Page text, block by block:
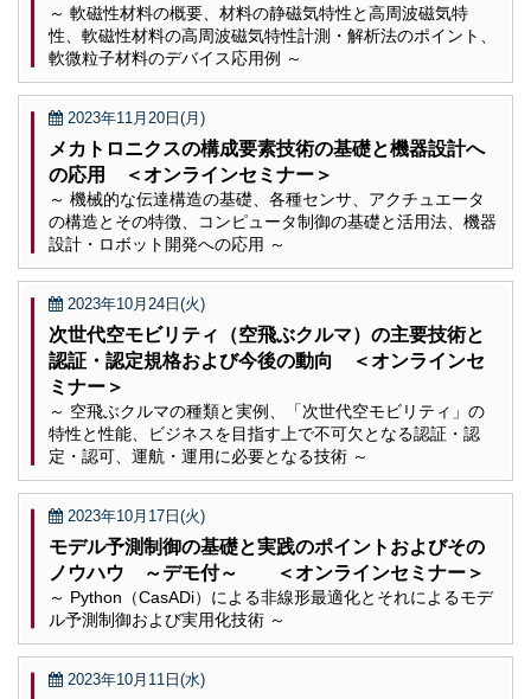
～ 軟磁性材料の概要、材料の静磁気特性と高周波磁気特
性、軟磁性材料の高周波磁気特性計測・解析法のポイント、
軟微粒子材料のデバイス応用例 ～
2023年11月20日(月)
メカトロニクスの構成要素技術の基礎と機器設計へ
の応用 ＜オンラインセミナー＞
～ 機械的な伝達構造の基礎、各種センサ、アクチュエータ
の構造とその特徴、コンピュータ制御の基礎と活用法、機器
設計・ロボット開発への応用 ～
2023年10月24日(火)
次世代空モビリティ（空飛ぶクルマ）の主要技術と
認証・認定規格および今後の動向 ＜オンラインセ
ミナー＞
～ 空飛ぶクルマの種類と実例、「次世代空モビリティ」の
特性と性能、ビジネスを目指す上で不可欠となる認証・認
定・認可、運航・運用に必要となる技術 ～
2023年10月17日(火)
モデル予測制御の基礎と実践のポイントおよびその
ノウハウ ～デモ付～ ＜オンラインセミナー＞
～ Python（CasADi）による非線形最適化とそれによるモデ
ル予測制御および実用化技術 ～
2023年10月11日(水)